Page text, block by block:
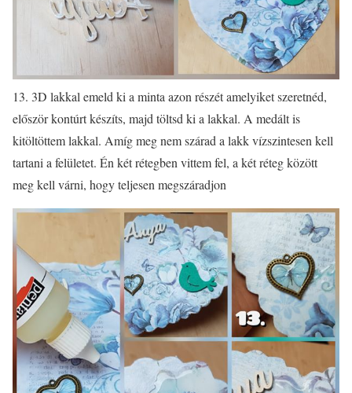
13. 3D lakkal emeld ki a minta azon részét amelyiket szeretnéd,
először kontúrt készíts, majd töltsd ki a lakkal. A medált is
kitöltöttem lakkal. Amíg meg nem szárad a lakk vízszintesen kell
tartani a felületet. Én két rétegben vittem fel, a két réteg között
meg kell várni, hogy teljesen megszáradjon